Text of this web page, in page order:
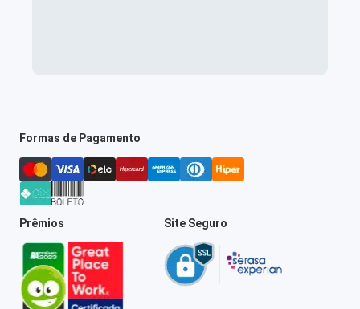
Formas de Pagamento
Prêmios Site Seguro